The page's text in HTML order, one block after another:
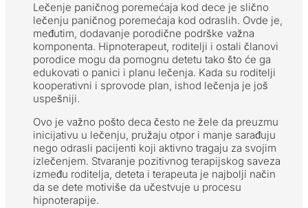
Lečenje paničnog poremećaja kod dece je slično
lečenju paničnog poremećaja kod odraslih. Ovde je,
međutim, dodavanje porodične podrške važna
komponenta. Hipnoterapeut, roditelji i ostali članovi
porodice mogu da pomognu detetu tako što će ga
edukovati o panici i planu lečenja. Kada su roditelji
kooperativni i sprovode plan, ishod lečenja je još
uspešniji.
Ovo je važno pošto deca često ne žele da preuzmu
inicijativu u lečenju, pružaju otpor i manje sarađuju
nego odrasli pacijenti koji aktivno tragaju za svojim
izlečenjem. Stvaranje pozitivnog terapijskog saveza
između roditelja, deteta i terapeuta je najbolji način
da se dete motiviše da učestvuje u procesu
hipnoterapije.